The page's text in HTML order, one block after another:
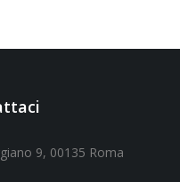
9, 00135 Roma